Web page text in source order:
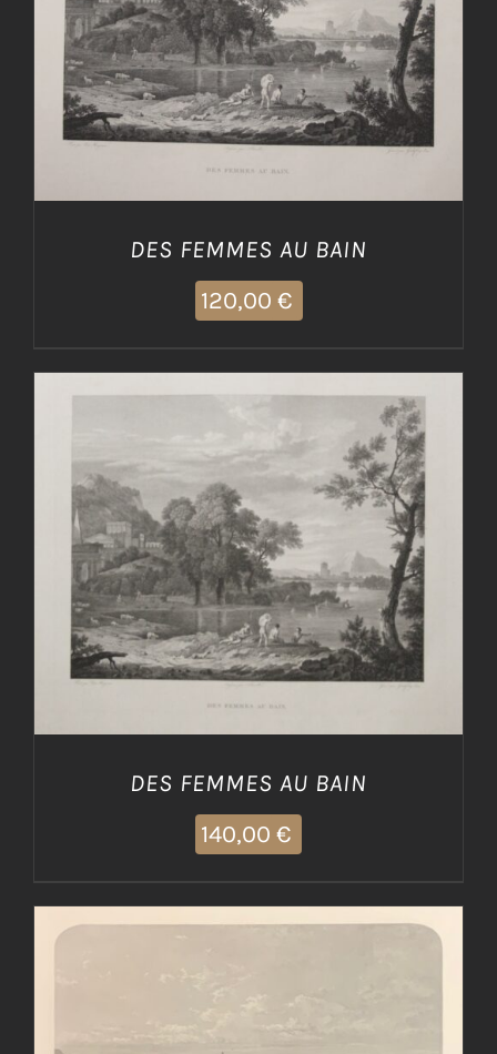
AGGIUNGI AL CARRELLO DETTAGLI
DES FEMMES AU BAIN
120,00 €
AGGIUNGI AL CARRELLO DETTAGLI
DES FEMMES AU BAIN
140,00 €